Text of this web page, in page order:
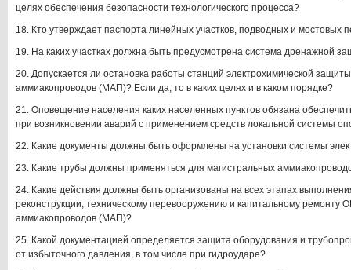
целях обеспечения безопасности технологического процесса?
18. Кто утверждает паспорта линейных участков, подводных и мостовых
19. На каких участках должна быть предусмотрена система дренажной
20. Допускается ли остановка работы станций электрохимической
аммиакопроводов (МАП)? Если да, то в каких целях и в каком порядке?
21. Оповещение населения каких населенных пунктов обязана
при возникновении аварий с применением средств локальной системы
22. Какие документы должны быть оформлены на установки системы
23. Какие трубы должны применяться для магистральных
24. Какие действия должны быть организованы на всех этапах
реконструкции, техническому перевооружению и капитальному ремонту
аммиакопроводов (МАП)?
25. Какой документацией определяется защита оборудования и
от избыточного давления, в том числе при гидроударе?